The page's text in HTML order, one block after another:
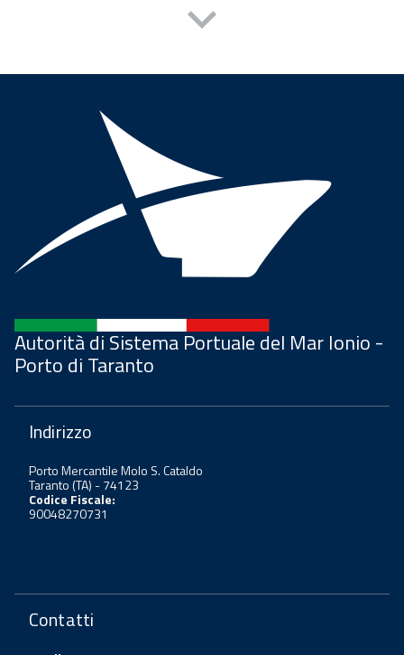
Autorità di Sistema Portuale del Mar Ionio -
Porto di Taranto
Indirizzo
Porto Mercantile Molo S. Cataldo
Taranto (TA) - 74123
Codice Fiscale:
90048270731
Contatti